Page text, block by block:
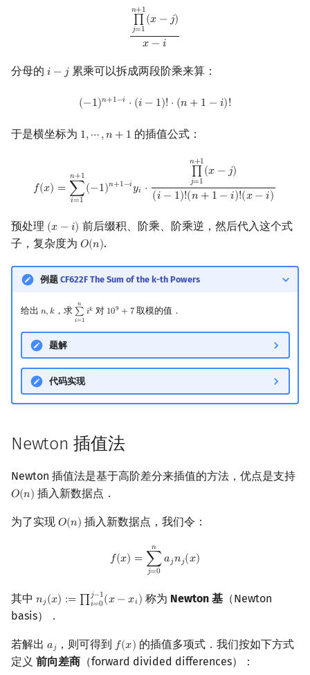
𝑛+1
∏
𝑗=1
(𝑥 −𝑗)
𝑥 −𝑖
=1n + )
分母的 𝑖 −𝑗
i −j 累乘可以拆成两段阶乘来算：
(−1)𝑛+1−𝑖 ⋅ (𝑖 − 1)! ⋅ (𝑛 + 1 −𝑖)!
(−1)n +1−i ⋅(i −1)! ⋅( n+ 1−i )
于是横坐标为 1,⋯,𝑛 + 1
1,⋯ n+ 1 的插值公式：
𝑓(𝑥) =
𝑛+1
∑
𝑖=1
(−1)𝑛+1−𝑖𝑦𝑖 ⋅
𝑛+1
∏
𝑗=1
(𝑥 −𝑗)
(𝑖 − 1)!(𝑛 + 1 −𝑖)!(𝑥−𝑖)
−j)(i − +
预处理 (𝑥 −𝑖)
(x− i)
前后缀积、阶乘、阶乘逆，然后代入这个式
子，复杂度为 𝑂(𝑛)
O(n) .
例题 CF622F The Sum of the k-th Powers
给出 𝑛,𝑘
n, k，求
𝑛
∑
𝑖=1
𝑖𝑘
∑i= 1n ik
对 109 + 7
109 +7 取模的值．
题解
代码实现
Newton 插值法
Newton 插值法是基于高阶差分来插值的方法，优点是支持
𝑂(𝑛)
O(n) 插入新数据点．
为了实现 𝑂(𝑛)
O(n) 插入新数据点，我们令：
𝑓(𝑥) =
𝑛
∑
𝑗=0
𝑎𝑗𝑛𝑗(𝑥)
f( x =0n x
其中 𝑛𝑗(𝑥) := ∏𝑗−1
𝑖=0(𝑥−𝑥𝑖)
nj(x):= ∏i =0j−1(x−xi) 称为 Newton 基（Newton
basis）．
若解出 𝑎𝑗
aj ，则可得到 𝑓(𝑥)
f(x)
的插值多项式．我们按如下方式
定义 前向差商 （forward divided differences）：